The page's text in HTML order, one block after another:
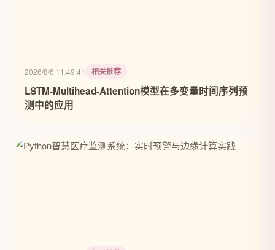
2026/8/6 11:49:41 相关推荐
LSTM-Multihead-Attention模型在多变量时间序列预
测中的应用